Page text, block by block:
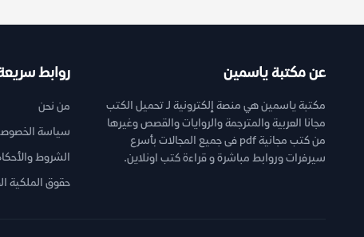
عن مكتبة ياسمين
مكتبة ياسمين هي منصة إلكترونية لـ تحميل الكتب
مجانا العربية والمترجمة والروايات والقصص وغيرها
من كتب مجانية pdf فى جميع المجالات بأسرع
سيرفرات وروابط مباشرة و قراءة كتب اونلاين.
روابط
من نحن
سياسة
الشروط
حقوق الملكية